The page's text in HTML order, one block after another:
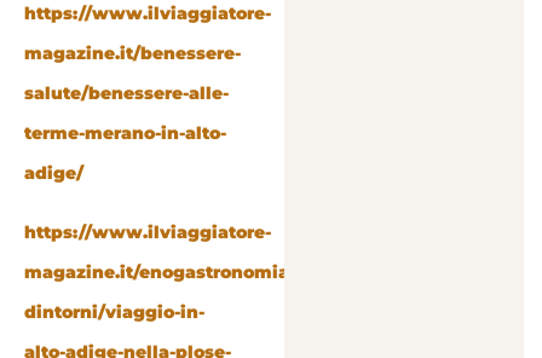
https://www.ilviaggiatore-
magazine.it/benessere-
salute/benessere-alle-
terme-merano-in-alto-
adige/
https://www.ilviaggiatore-
magazine.it/enogastronomia-
dintorni/viaggio-in-
alto-adige-nella-plose-